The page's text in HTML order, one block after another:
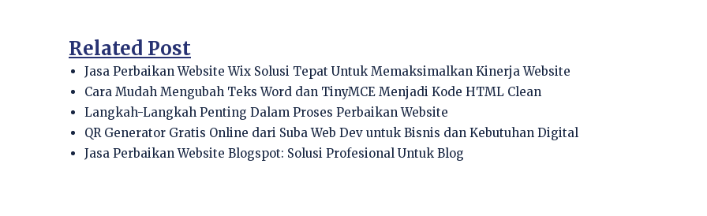
Related Post
Jasa Perbaikan Website Wix Solusi Tepat Untuk Memaksimalkan Kinerja Website
Cara Mudah Mengubah Teks Word dan TinyMCE Menjadi Kode HTML Clean
Langkah-Langkah Penting Dalam Proses Perbaikan Website
QR Generator Gratis Online dari Suba Web Dev untuk Bisnis dan Kebutuhan Digital
Jasa Perbaikan Website Blogspot: Solusi Profesional Untuk Blog